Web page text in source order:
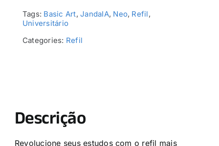
Tags: Basic Art,JandaIA, Neo, Refil,
Universitário
Categories: Refil
Descrição
Revolucione seus estudos com o refil mais